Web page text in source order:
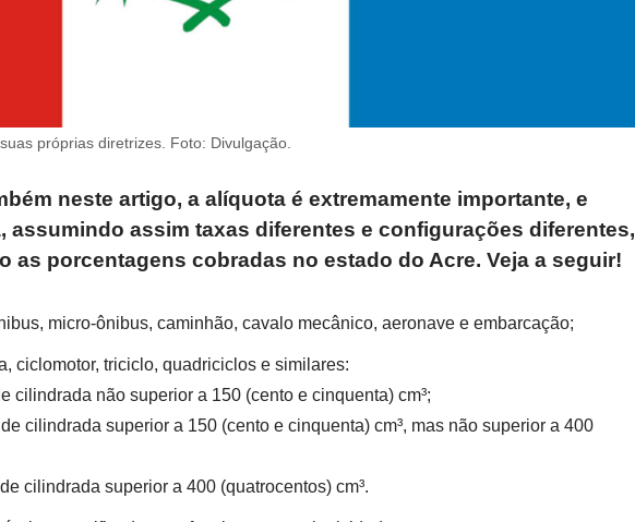
próprias diretrizes. Foto: Divulgação.
neste artigo, a alíquota é extremamente importante, e
assumindo assim taxas diferentes e configurações diferentes,
as porcentagens cobradas no estado do Acre. Veja a seguir!
micro-ônibus, caminhão, cavalo mecânico, aeronave e embarcação;
ciclomotor, triciclo, quadriciclos e similares:
cilindrada não superior a 150 (cento e cinquenta) cm³;
cilindrada superior a 150 (cento e cinquenta) cm³, mas não superior a 400
cilindrada superior a 400 (quatrocentos) cm³.